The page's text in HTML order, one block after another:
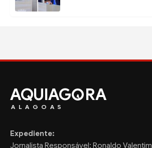
AQUIAG RA
ALAGOAS
Expediente:
Jornalista Responsável: Ronaldo Valentim